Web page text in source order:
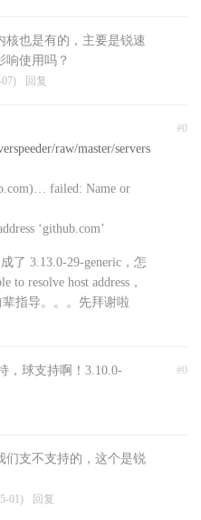
核也是有的，主要是锐速
响使用吗？
回复
#0
raw/master/servers
failed: Name or
‘github.com’
了 3.13.0-29-generic，怎
resolve host address，
指导。。。先拜谢啦
#0
，球支持啊！3.10.0-
们支不支持的，这个是锐
01) 回复